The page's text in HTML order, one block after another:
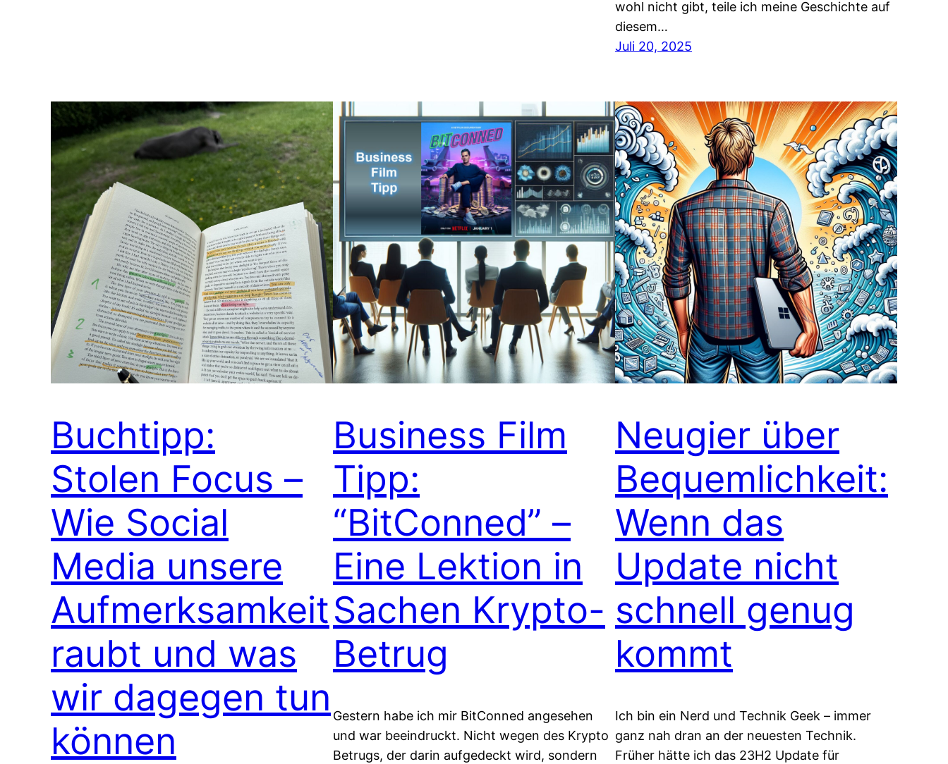
wohl nicht gibt, teile ich meine Geschichte auf
diesem…
Juli 20, 2025
Buchtipp:
Stolen Focus –
Wie Social
Media unsere
Aufmerksamkeit
raubt und was
wir dagegen tun
können
Business Film
Tipp:
“BitConned” –
Eine Lektion in
Sachen Krypto-
Betrug
Gestern habe ich mir BitConned angesehen
und war beeindruckt. Nicht wegen des Krypto
Betrugs, der darin aufgedeckt wird, sondern
Neugier über
Bequemlichkeit:
Wenn das
Update nicht
schnell genug
kommt
Ich bin ein Nerd und Technik Geek – immer
ganz nah dran an der neuesten Technik.
Früher hätte ich das 23H2 Update für